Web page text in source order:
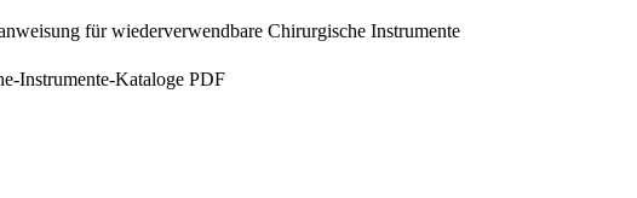
für wiederverwendbare Chirurgische Instrumente
Instrumente-Kataloge PDF